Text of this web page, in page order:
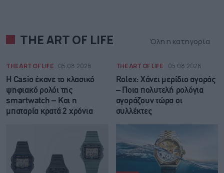
THE ART OF LIFE Όλη η κατηγορία
THE ART OF LIFE 05.08.2026
Η Casio έκανε το κλασικό
ψηφιακό ρολόι της
smartwatch – Και η
μπαταρία κρατά 2 χρόνια
THE ART OF LIFE 05.08.2026
Rolex: Χάνει μερίδιο αγοράς
– Ποια πολυτελή ρολόγια
αγοράζουν τώρα οι
συλλέκτες